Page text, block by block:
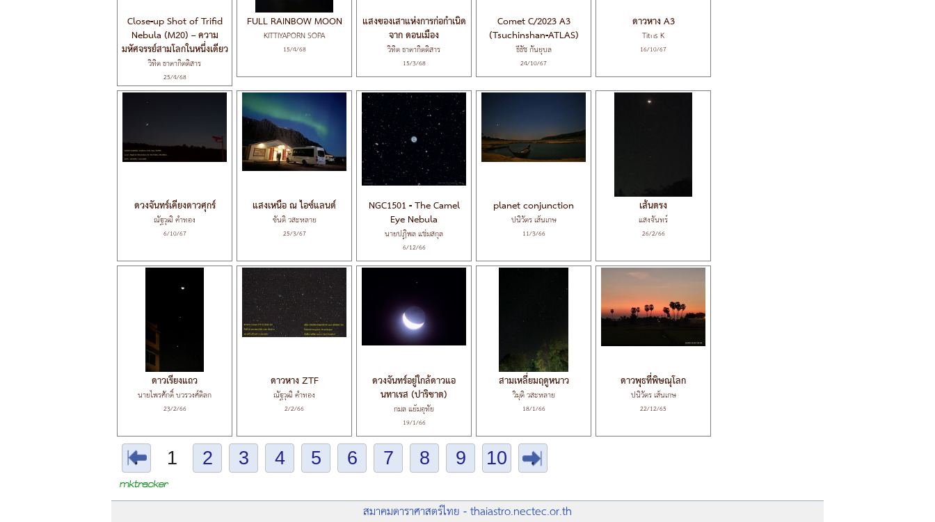
Close-up Shot of Trifid
Nebula (M20) – ความ
มหัศจรรย์สามโลกในหนึ่งเดียว
วิทิต ธาดากิตติสาร
25/4/68
FULL RAINBOW MOON
KITTIYAPORN SOPA
15/4/68
แสงของเสาแห่งการก่อกำเนิด
จาก ดอนเมือง
วิทิต ธาดากิตติสาร
15/3/68
Comet C/2023 A3
(Tsuchinshan-ATLAS)
ธีธัช กันยุบล
24/10/67
ดาวหาง A3
Titus K
16/10/67
ดวงจันทร์เคียงดาวศุกร์
ณัฐวุฒิ คำทอง
6/10/67
แสงเหนือ ณ ไอซ์แลนด์
ขันติ วสะหลาย
25/3/67
NGC1501 - The Camel
Eye Nebula
นายปฏิพล แช่มสกุล
6/12/66
planet conjunction
ปนิวัตร เส้นเกษ
11/3/66
เส้นตรง
แสงจันทร์
26/2/66
ดาวเรียงแถว
นายไพรศักดิ์ บวรวงศ์ดิลก
23/2/66
ดาวหาง ZTF
ณัฐวุฒิ คำทอง
2/2/66
ดวงจันทร์อยู่ใกล้ดาวแอ
นทาเรส (ปาริชาต)
กมล แย้มอุทัย
19/1/66
สามเหลี่ยมฤดูหนาว
วิมุติ วสะหลาย
18/1/66
ดาวพุธที่พิษณุโลก
ปนิวัตร เส้นเกษ
22/12/65
. 1 2 3 4 5 6 7 8 9 10 .
สมาคมดาราศาสตร์ไทย - thaiastro.nectec.or.th